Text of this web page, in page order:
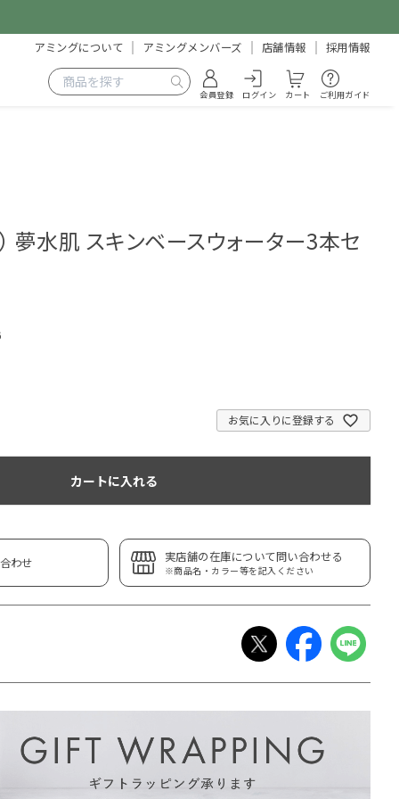
アミングについて アミングメンバーズ 店舗情報 採用情報
会員登録 ログイン カート ご利用ガイド
夢水肌 スキンベースウォーター3本セ
お気に入りに登録する
カートに入れる
わせ 実店舗の在庫について問い合わせる
※商品名・カラー等を記入ください